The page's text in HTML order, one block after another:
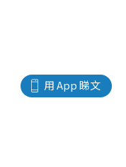
用 App 睇文